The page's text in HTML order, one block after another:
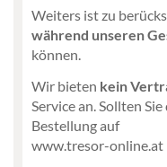
Weiters ist zu
während unseren
können.
Wir bieten kein
Service an. Sollten
Bestellung auf
www.tresor-online.at